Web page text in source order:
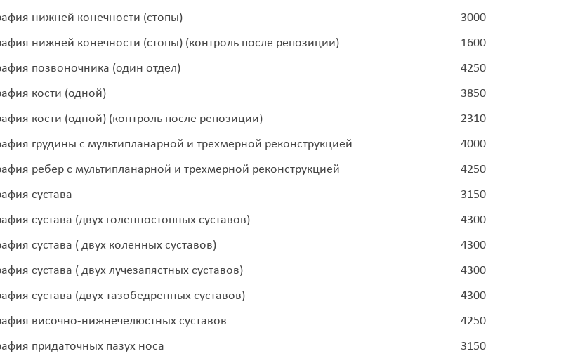
нижней конечности (стопы)
3000
нижней конечности (стопы) (контроль после репозиции)
1600
позвоночника (один отдел)
4250
кости (одной)
3850
кости (одной) (контроль после репозиции)
2310
грудины с мультипланарной и трехмерной реконструкцией
4000
ребер с мультипланарной и трехмерной реконструкцией
4250
сустава
3150
сустава (двух голенностопных суставов)
4300
сустава ( двух коленных суставов)
4300
сустава ( двух лучезапястных суставов)
4300
сустава (двух тазобедренных суставов)
4300
височно-нижнечелюстных суставов
4250
придаточных пазух носа
3150